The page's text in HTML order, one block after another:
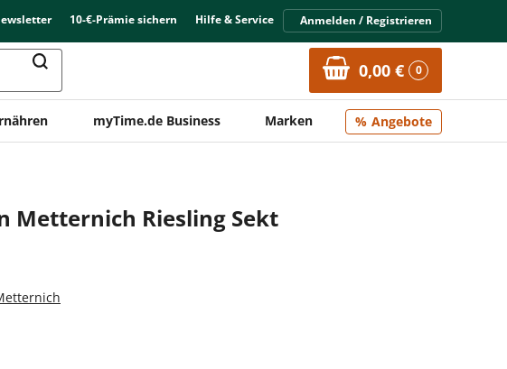
10-€-Prämie sichern Hilfe & Service Anmelden / Registrieren
0,00 € 0
myTime.de Business Marken Angebote
Metternich Riesling Sekt